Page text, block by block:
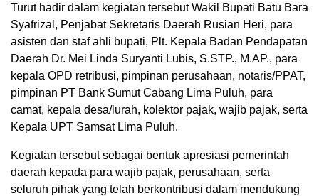
Turut hadir dalam kegiatan tersebut Wakil Bupati Batu Bara
Syafrizal, Penjabat Sekretaris Daerah Rusian Heri, para
asisten dan staf ahli bupati, Plt. Kepala Badan Pendapatan
Daerah Dr. Mei Linda Suryanti Lubis, S.STP., M.AP., para
kepala OPD retribusi, pimpinan perusahaan, notaris/PPAT,
pimpinan PT Bank Sumut Cabang Lima Puluh, para
camat, kepala desa/lurah, kolektor pajak, wajib pajak, serta
Kepala UPT Samsat Lima Puluh.
Kegiatan tersebut sebagai bentuk apresiasi pemerintah
daerah kepada para wajib pajak, perusahaan, serta
seluruh pihak yang telah berkontribusi dalam mendukung